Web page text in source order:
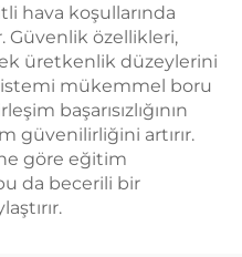
hava koşullarında
Güvenlik özellikleri,
üretkenlik düzeylerini
mükemmel boru
başarısızlığının
güvenilirliğini artırır.
göre eğitim
da becerili bir